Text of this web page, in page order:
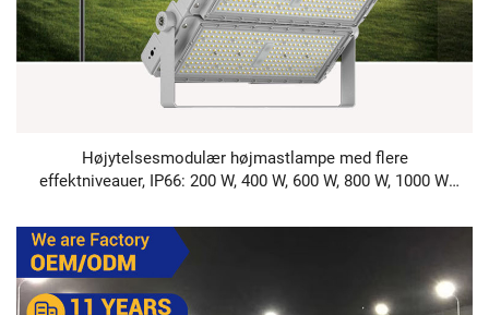
Højytelsesmodulær højmastlampe med flere
effektniveauer, IP66: 200 W, 400 W, 600 W, 800 W, 1000 W,